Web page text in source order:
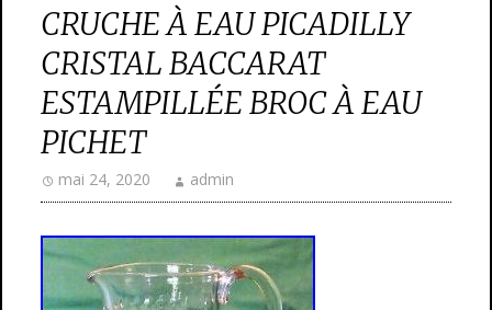
CRUCHE À EAU PICADILLY
CRISTAL BACCARAT
ESTAMPILLÉE BROC À EAU
PICHET
mai 24, 2020 admin